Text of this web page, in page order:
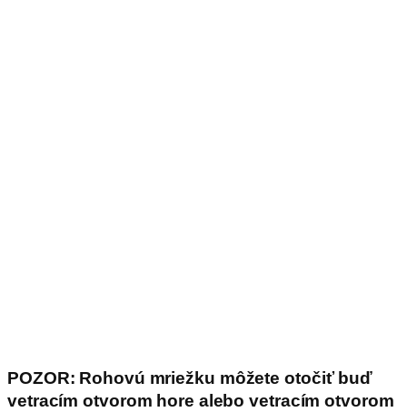
POZOR: Rohovú mriežku môžete otočiť buď
vetracím otvorom hore alebo vetracím otvorom